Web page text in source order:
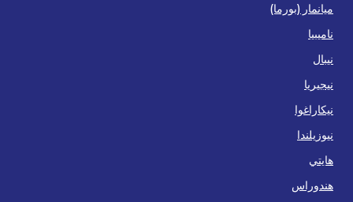
ميانمار (بورما)
ناميبيا
نيبال
نيجيريا
نيكاراغوا
نيوزيلندا
هايتي
هندوراس